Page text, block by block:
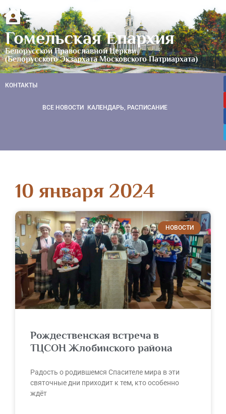
Гомельская Епархия
Белорусской Православной Церкви
(Белорусского Экзархата Московского Патриархата)
КОНТАКТЫ
ВСЕ НОВОСТИ КАЛЕНДАРЬ, РАСПИСАНИЕ
10 января 2024
НОВОСТИ
Рождественская встреча в
ТЦСОН Жлобинского района
Радость о родившемся Спасителе мира в эти
святочные дни приходит к тем, кто особенно
ждёт